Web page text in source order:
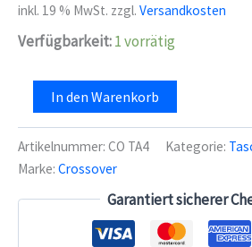
inkl. 19 % MwSt. zzgl. Versandkosten
Verfügbarkeit:1 vorrätig
CXR4
-
Trinkrucksack
Menge
In den Warenkorb
Artikelnummer: CO TA4 Kategorie:
Marke: Crossover
Garantiert sicherer